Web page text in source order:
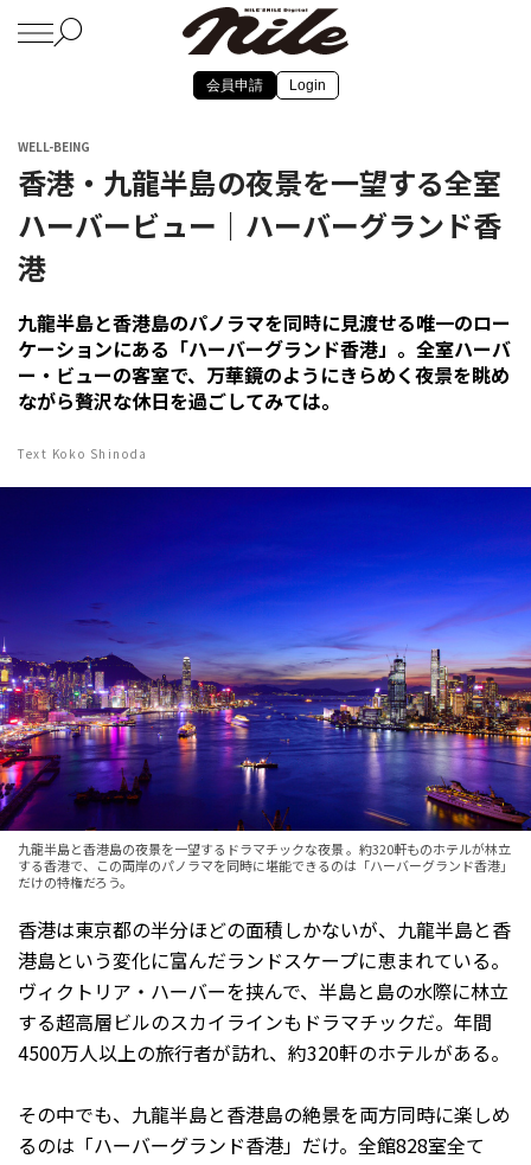
会員申請 Login
WELL-BEING
香港・九龍半島の夜景を一望する全室
ハーバービュー｜ハーバーグランド香
港
九龍半島と香港島のパノラマを同時に見渡せる唯一のロー
ケーションにある「ハーバーグランド香港」。全室ハーバ
ー・ビューの客室で、万華鏡のようにきらめく夜景を眺め
ながら贅沢な休日を過ごしてみては。
Text Koko Shinoda
九龍半島と香港島の夜景を一望するドラマチックな夜景 。約320軒ものホテルが林立
する香港で、この両岸のパノラマを同時に堪能できるのは「ハーバーグランド香港」
だけの特権だろう。
香港は東京都の半分ほどの面積しかないが、九龍半島と香
港島という変化に富んだランドスケープに恵まれている。
ヴィクトリア・ハーバーを挟んで、半島と島の水際に林立
する超高層ビルのスカイラインもドラマチックだ。年間
4500万人以上の旅行者が訪れ、約320軒のホテルがある。
その中でも、九龍半島と香港島の絶景を両方同時に楽しめ
るのは「ハーバーグランド香港」だけ。全館828室全て